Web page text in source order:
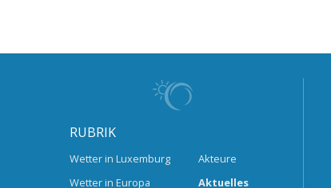
RUBRIK
Wetter in Luxemburg
Wetter in Europa
Akteure
Aktuelles